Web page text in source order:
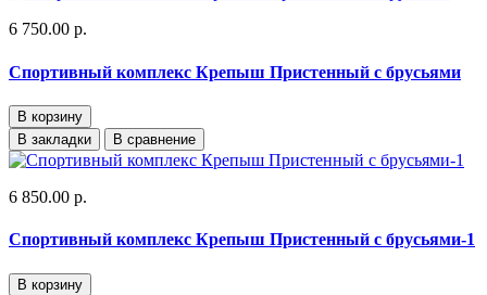
6 750.00 р.
Спортивный комплекс Крепыш Пристенный с брусьями
В корзину
В закладки
В сравнение
6 850.00 р.
Спортивный комплекс Крепыш Пристенный с брусьями-1
В корзину